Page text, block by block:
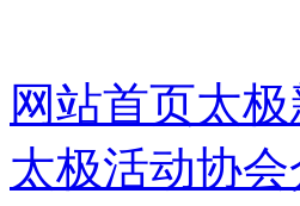
网站首页太极
太极活动协会